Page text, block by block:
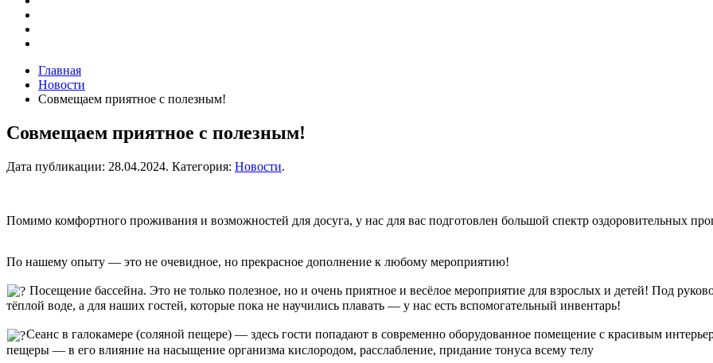
Главная
Новости
Совмещаем приятное с полезным!
Совмещаем приятное с полезным!
Дата публикации: 28.04.2024. Категория: Новости.
Помимо комфортного проживания и возможностей для досуга, у нас для вас подготовлен большой спектр оздоровительных
По нашему опыту — это не очевидное, но прекрасное дополнение к любому мероприятию!
Посещение бассейна. Это не только полезное, но и очень приятное и весёлое мероприятие для взрослых и детей! Под
тёплой воде, а для наших гостей, которые пока не научились плавать — у нас есть вспомогательный инвентарь!
Сеанс в галокамере (соляной пещере) — здесь гости попадают в современно оборудованное помещение с красивым
пещеры — в его влияние на насыщение организма кислородом, расслабление, придание тонуса всему телу